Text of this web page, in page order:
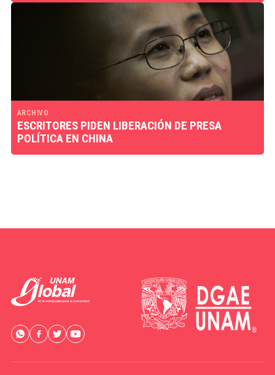
ARCHIVO
ESCRITORES PIDEN LIBERACIÓN DE PRESA
POLÍTICA EN CHINA